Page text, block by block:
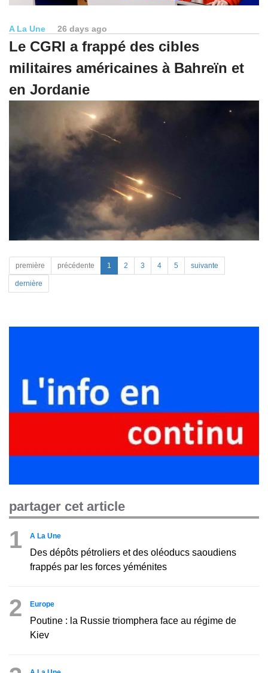
A La Une 26 days ago
Le CGRI a frappé des cibles
militaires américaines à Bahreïn et
en Jordanie
première précédente 1 2 3 4 5 suivante
dernière
partager cet article
1 A La Une
Des dépôts pétroliers et des oléoducs saoudiens
frappés par les forces yéménites
2 Europe
Poutine : la Russie triomphera face au régime de
Kiev